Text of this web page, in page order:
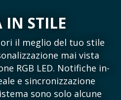
IN STILE
il meglio del tuo stile
mai vista
RGB LED. Notifiche in-
e sincronizzazione
sono solo alcune